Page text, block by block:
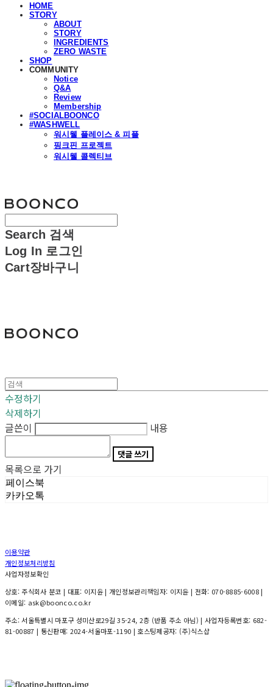
HOME
STORY
ABOUT
STORY
INGREDIENTS
ZERO WASTE
SHOP
COMMUNITY
Notice
Q&A
Review
Membership
#SOCIALBOONCO
#WASHWELL
워시웰 플레이스 & 피플
핑크핀 프로젝트
워시웰 콜렉티브
Search 검색
Log In 로그인
Cart장바구니
수정하기
삭제하기
글쓴이
내용
댓글 쓰기
목록으로 가기
페이스북
카카오톡
이용약관
개인정보처리방침
사업자정보확인
상호: 주식회사 분코 | 대표: 이지윤 | 개인정보관리책임자: 이지윤 | 전화: 070-8885-6008 |
이메일: ask@boonco.co.kr
주소: 서울특별시 마포구 성미산로29길 35-24, 2층 (반품 주소 아님) | 사업자등록번호: 682-
81-00887 | 통신판매: 2024-서울마포-1190 | 호스팅제공자: (주)식스샵